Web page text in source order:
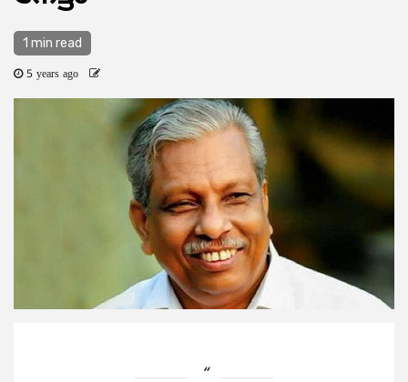
1 min read
5 years ago